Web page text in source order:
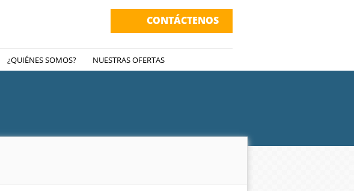
CONTÁCTENOS
¿QUIÉNES SOMOS? NUESTRAS OFERTAS